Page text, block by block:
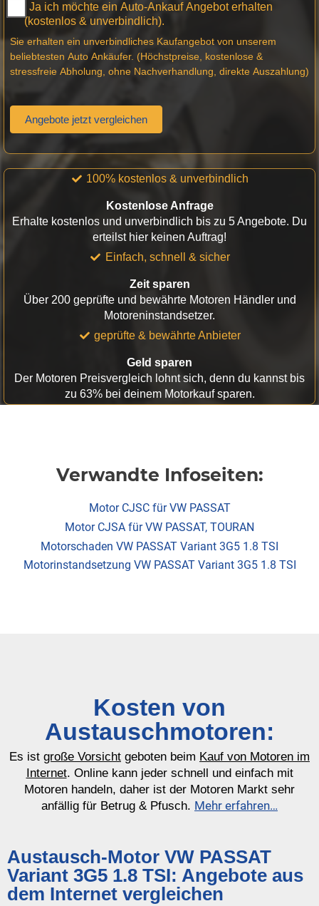
Ja ich möchte ein Auto-Ankauf Angebot erhalten
(kostenlos & unverbindlich).
Sie erhalten ein unverbindliches Kaufangebot von unserem
beliebtesten Auto Ankäufer. (Höchstpreise, kostenlose &
stressfreie Abholung, ohne Nachverhandlung, direkte Auszahlung)
Angebote jetzt vergleichen
100% kostenlos & unverbindlich
Kostenlose Anfrage
Erhalte kostenlos und unverbindlich bis zu 5 Angebote. Du
erteilst hier keinen Auftrag!
Einfach, schnell & sicher
Zeit sparen
Über 200 geprüfte und bewährte Motoren Händler und
Motoreninstandsetzer.
geprüfte & bewährte Anbieter
Geld sparen
Der Motoren Preisvergleich lohnt sich, denn du kannst bis
zu 63% bei deinem Motorkauf sparen.
Verwandte Infoseiten:
Motor CJSC für VW PASSAT
Motor CJSA für VW PASSAT, TOURAN
Motorschaden VW PASSAT Variant 3G5 1.8 TSI
Motorinstandsetzung VW PASSAT Variant 3G5 1.8 TSI
Kosten von
Austauschmotoren:
Es ist große Vorsicht geboten beim Kauf von Motoren im
Internet. Online kann jeder schnell und einfach mit
Motoren handeln, daher ist der Motoren Markt sehr
anfällig für Betrug & Pfusch. Mehr erfahren…
Austausch-Motor VW PASSAT
Variant 3G5 1.8 TSI: Angebote aus
dem Internet vergleichen